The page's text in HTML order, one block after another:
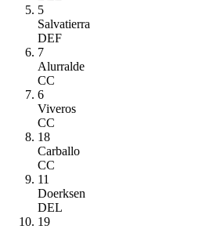
5
Salvatierra
DEF
7
Alurralde
CC
6
Viveros
CC
18
Carballo
CC
11
Doerksen
DEL
19